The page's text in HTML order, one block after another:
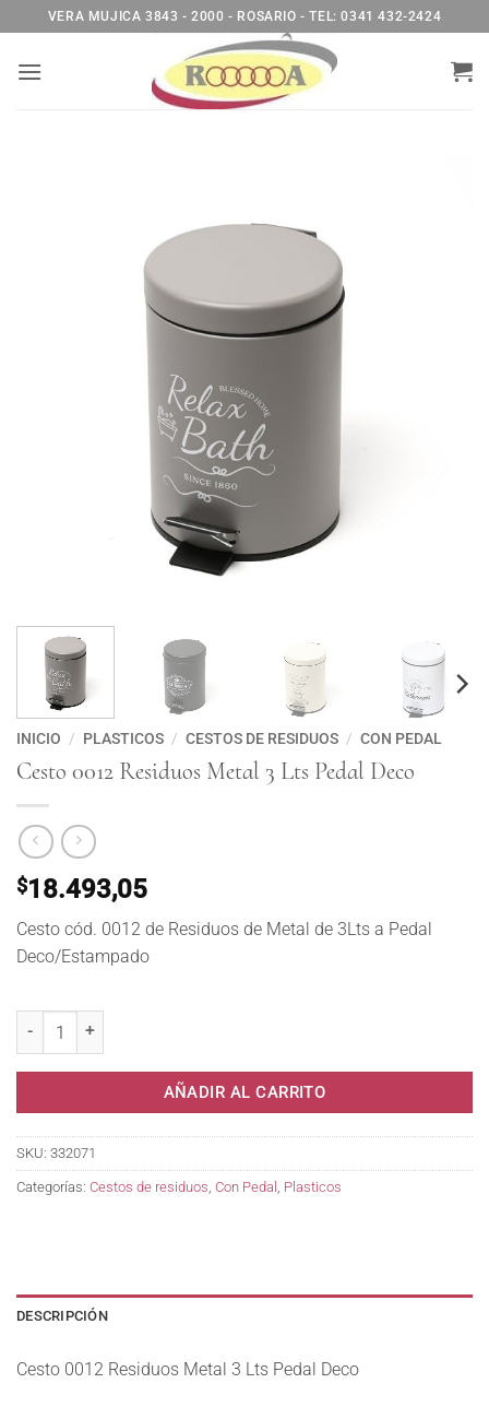
al
contenido
VERA MUJICA 3843 - 2000 - ROSARIO - TEL: 0341 432-2424
INICIO / PLASTICOS / CESTOS DE RESIDUOS / CON PEDAL
Cesto 0012 Residuos Metal 3 Lts Pedal Deco
$18.493,05
Cesto cód. 0012 de Residuos de Metal de 3Lts a Pedal
Deco/Estampado
AÑADIR AL CARRITO
SKU: 332071
Categorías: Cestos de residuos Con Pedal Plasticos
DESCRIPCIÓN
Cesto 0012 Residuos Metal 3 Lts Pedal Deco